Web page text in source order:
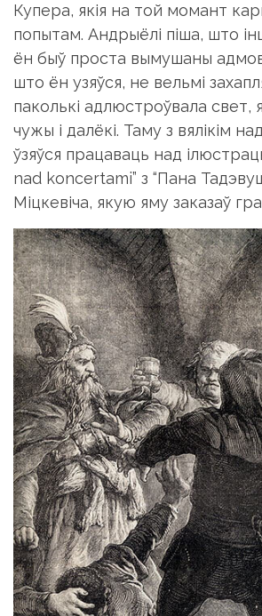
Купера, якія на той момант
попытам. Андрыёлі піша, што
ён быў проста вымушаны
што ён узяўся, не вельмі
паколькі адлюстроўвала свет,
чужы і далёкі. Таму з вялікім
ўзяўся працаваць над
nad koncertami” з “Пана
Міцкевіча, якую яму заказаў